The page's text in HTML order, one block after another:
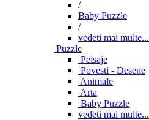
/
Baby Puzzle
/
vedeti mai multe...
Puzzle
Peisaje
Povesti - Desene
Animale
Arta
Baby Puzzle
vedeti mai multe...